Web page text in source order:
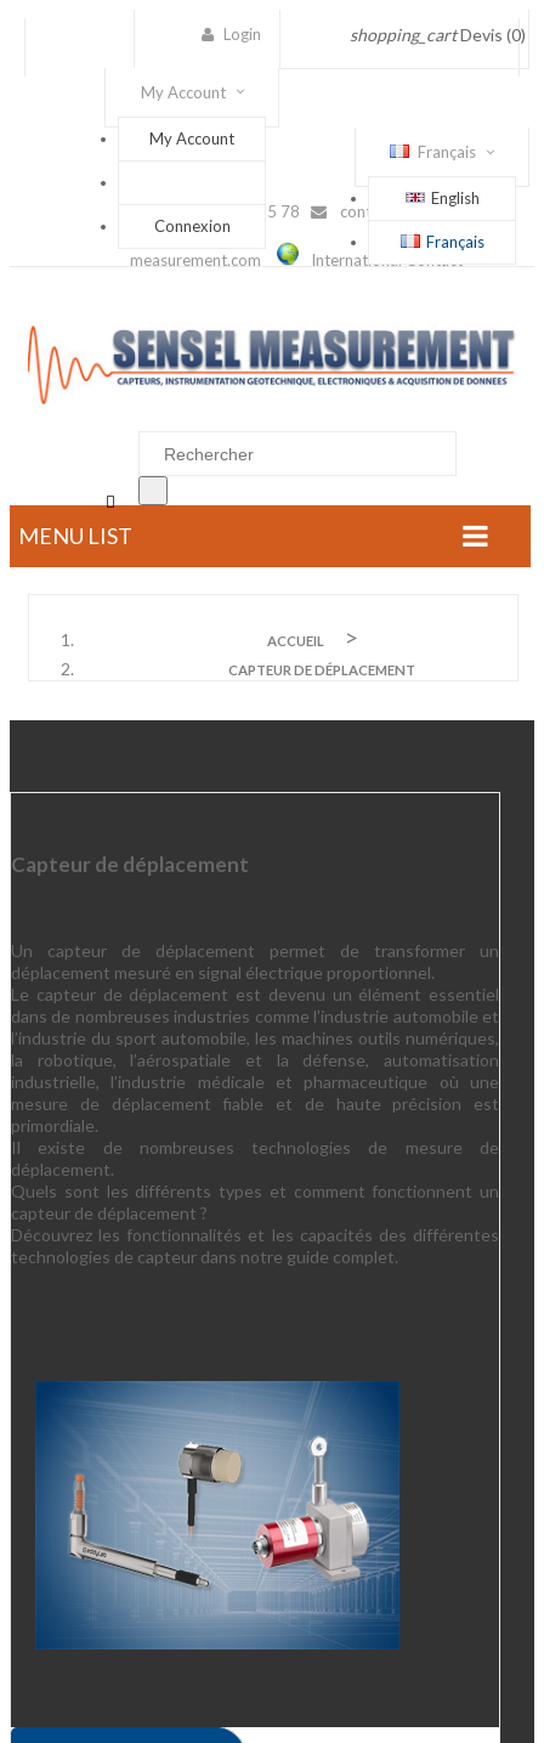
shopping_cart Devis (0)
Login
My Account
My Account
Connexion
Français
English
Français
(+33) 1 56 88 25 78 contact@sensel-
measurement.com International Contact

MENU LIST
ACCUEIL
CAPTEUR DE DÉPLACEMENT
Capteur de déplacement
Un capteur de déplacement permet de transformer un
déplacement mesuré en signal électrique proportionnel.
Le capteur de déplacement est devenu un élément essentiel
dans de nombreuses industries comme l’industrie automobile et
l’industrie du sport automobile, les machines outils numériques,
la robotique, l’aérospatiale et la défense, automatisation
industrielle, l’industrie médicale et pharmaceutique où une
mesure de déplacement fiable et de haute précision est
primordiale.
Il existe de nombreuses technologies de mesure de
déplacement.
Quels sont les différents types et comment fonctionnent un
capteur de déplacement ?
Découvrez les fonctionnalités et les capacités des différentes
technologies de capteur dans notre guide complet.